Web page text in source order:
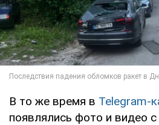
В то же время в Telegram-
появлялись фото и видео